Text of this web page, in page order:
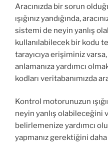
Aracınızda bir sorun
ışığınız yandığında,
sistemi de neyin yanlış
kullanılabilecek bir kodu
tarayıcıya erişiminiz
anlamanıza yardımcı
kodları veritabanımızda
Kontrol motorunuzun
neyin yanlış olabileceğini
belirlemenize yardımcı
yapmanız gerektiğini daha